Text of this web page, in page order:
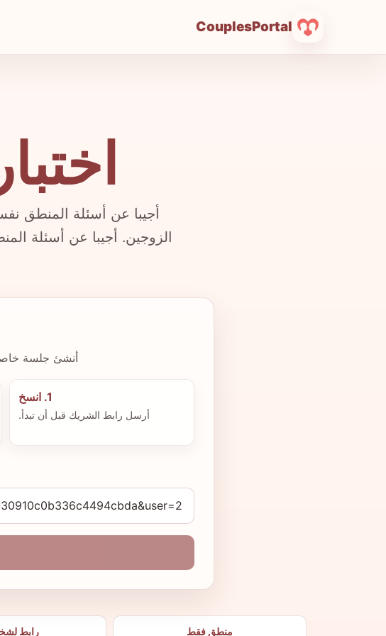
CouplesPortal
أجيبا عن أسئلة المنطق
الزوجين. أجيبا عن أسئلة
أنشئ جلسة
1. انسخ
أرسل رابط الشريك قبل أن تبدأ.
منطق فقط رابط